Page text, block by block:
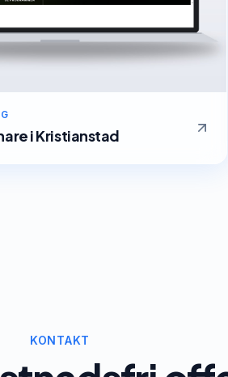
iKristianstad
KONTAKT